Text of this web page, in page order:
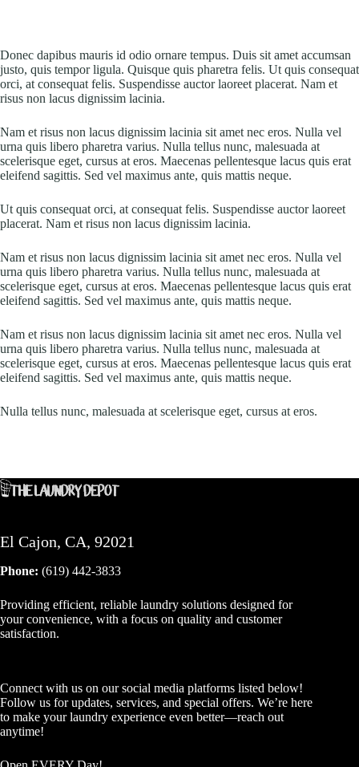
Donec dapibus mauris id odio ornare tempus. Duis sit amet accumsan
justo, quis tempor ligula. Quisque quis pharetra felis. Ut quis consequat
orci, at consequat felis. Suspendisse auctor laoreet placerat. Nam et
risus non lacus dignissim lacinia.
Nam et risus non lacus dignissim lacinia sit amet nec eros. Nulla vel
urna quis libero pharetra varius. Nulla tellus nunc, malesuada at
scelerisque eget, cursus at eros. Maecenas pellentesque lacus quis erat
eleifend sagittis. Sed vel maximus ante, quis mattis neque.
Ut quis consequat orci, at consequat felis. Suspendisse auctor laoreet
placerat. Nam et risus non lacus dignissim lacinia.
Nam et risus non lacus dignissim lacinia sit amet nec eros. Nulla vel
urna quis libero pharetra varius. Nulla tellus nunc, malesuada at
scelerisque eget, cursus at eros. Maecenas pellentesque lacus quis erat
eleifend sagittis. Sed vel maximus ante, quis mattis neque.
Nam et risus non lacus dignissim lacinia sit amet nec eros. Nulla vel
urna quis libero pharetra varius. Nulla tellus nunc, malesuada at
scelerisque eget, cursus at eros. Maecenas pellentesque lacus quis erat
eleifend sagittis. Sed vel maximus ante, quis mattis neque.
Nulla tellus nunc, malesuada at scelerisque eget, cursus at eros.
El Cajon, CA, 92021
Phone: (619) 442-3833
Providing efficient, reliable laundry solutions designed for
your convenience, with a focus on quality and customer
satisfaction.
Connect with us on our social media platforms listed below!
Follow us for updates, services, and special offers. We’re here
to make your laundry experience even better—reach out
anytime!